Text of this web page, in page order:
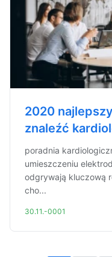
2020
znaleźć
poradnia
umieszczeniu
odgrywają kluczową
cho...
30.11.-0001